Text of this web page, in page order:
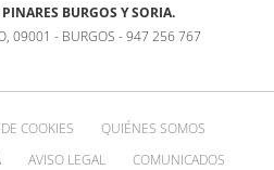
BURGOS Y SORIA.
09001 - BURGOS - 947 256 767
COOKIES
QUIÉNES SOMOS
AVISO LEGAL COMUNICADOS